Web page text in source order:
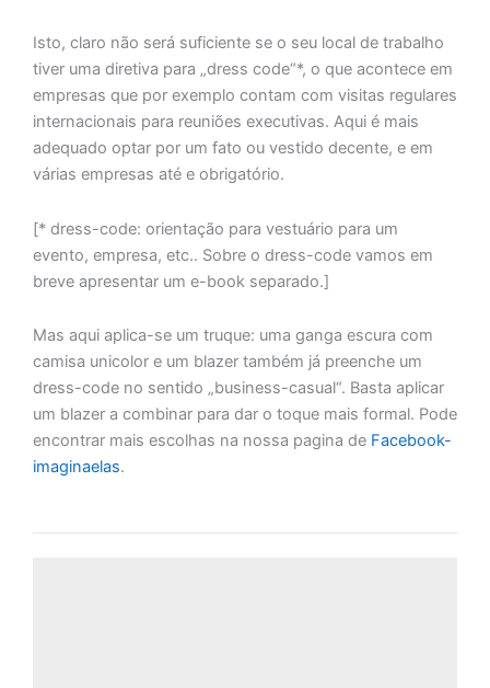
Isto, claro não será suficiente se o seu local de trabalho
tiver uma diretiva para „dress code“*, o que acontece em
empresas que por exemplo contam com visitas regulares
internacionais para reuniões executivas. Aqui é mais
adequado optar por um fato ou vestido decente, e em
várias empresas até e obrigatório.
[* dress-code: orientação para vestuário para um
evento, empresa, etc.. Sobre o dress-code vamos em
breve apresentar um e-book separado.]
Mas aqui aplica-se um truque: uma ganga escura com
camisa unicolor e um blazer também já preenche um
dress-code no sentido „business-casual“. Basta aplicar
um blazer a combinar para dar o toque mais formal. Pode
encontrar mais escolhas na nossa pagina de Facebook-
imaginaelas.